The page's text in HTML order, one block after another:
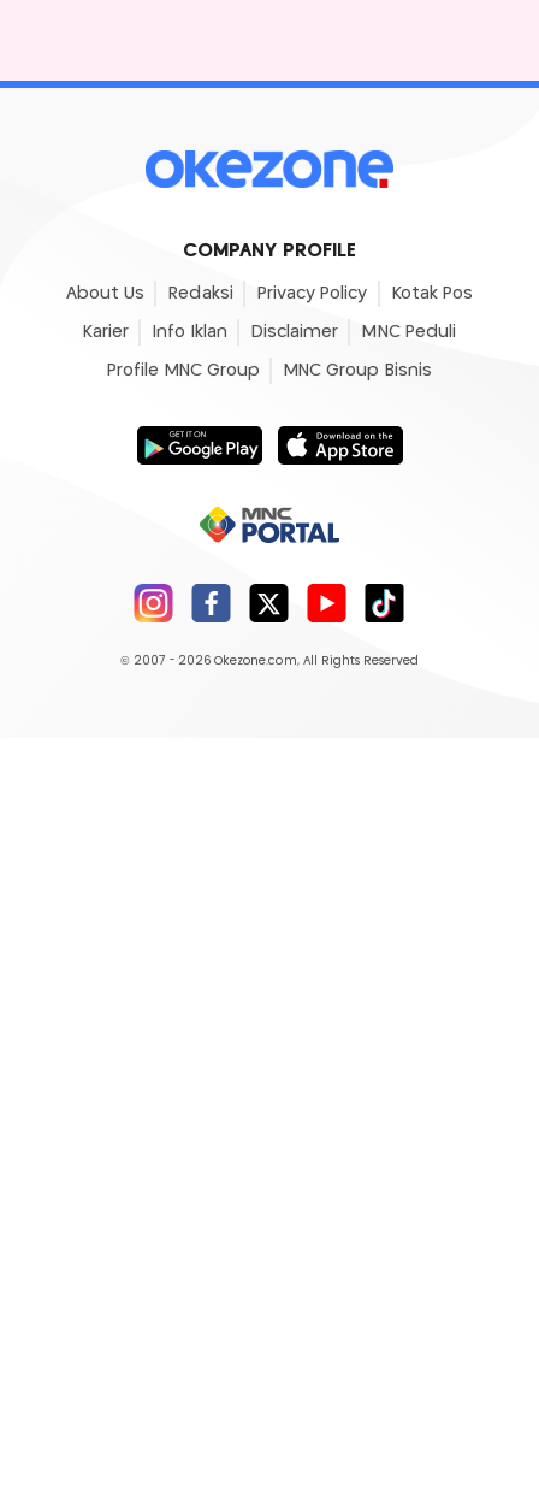
COMPANY PROFILE
About Us Redaksi Privacy Policy Kotak Pos
Karier Info Iklan Disclaimer MNC Peduli
Profile MNC Group MNC Group Bisnis
© 2007 - 2026 Okezone.com, All Rights Reserved